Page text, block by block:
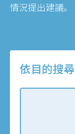
情況提出建議。
依目的搜尋